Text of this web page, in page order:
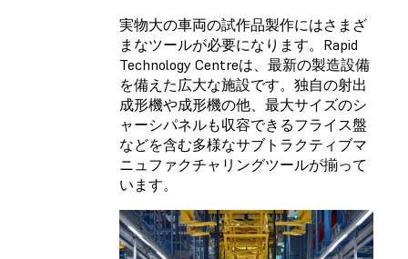
実物大の車両の試作品製作にはさまざ
まなツールが必要になります。Rapid
Technology Centreは、最新の製造設備
を備えた広大な施設です。独自の射出
成形機や成形機の他、最大サイズのシ
ャーシパネルも収容できるフライス盤
などを含む多様なサブトラクティブマ
ニュファクチャリングツールが揃って
います。